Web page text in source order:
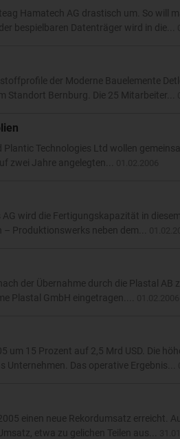
Hamatech AG drastisch um. So will
bespielbaren Datenträger wird in die...
der Moderne Bauelemente
Standort Bernburg. Die 25 Mitarbeiter...
Technologies Ltd wollen
zwei Jahre angelegten...
wird die Fertigungskapazität in
Produktionswerks neben dem...
der Übernahme durch die Plastal AB
Plastal GmbH eingetragen....
um 15 Prozent auf 2,5 Mrd USD. Die
Das operative Ergebnis...
einen neue Rekordumsatz erreicht.
etwa zu gelichen Teilen aus...